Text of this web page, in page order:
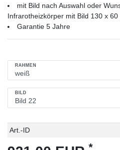
mit Bild nach Auswahl oder
Infrarotheizkörper mit Bild 130 x 60
Garantie 5 Jahre
RAHMEN
BILD
Technisches
Wert
Art.-ID
*